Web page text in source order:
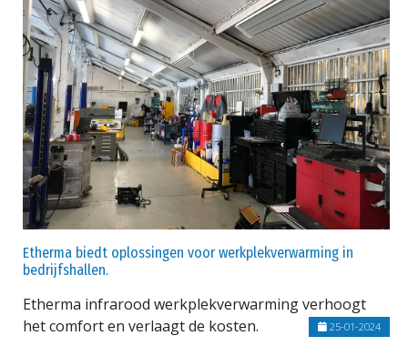
Etherma biedt oplossingen voor werkplekverwarming in
bedrijfshallen.
Etherma infrarood werkplekverwarming verhoogt
het comfort en verlaagt de kosten.
25-01-2024